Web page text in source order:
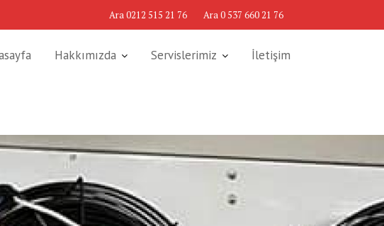
Ara 0212 515 21 76 Ara 0 537 660 21 76
Hakkımızda Servislerimiz İletişim